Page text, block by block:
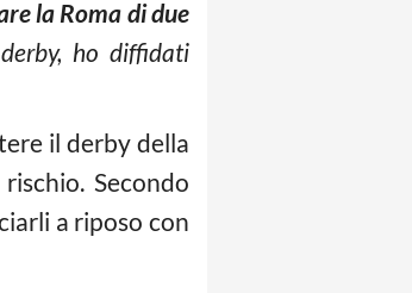
la Roma di due
ho diffidati
il derby della
Secondo
a riposo con